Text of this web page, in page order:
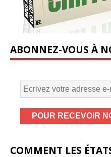
ABONNEZ-VOUS À
COMMENT LES